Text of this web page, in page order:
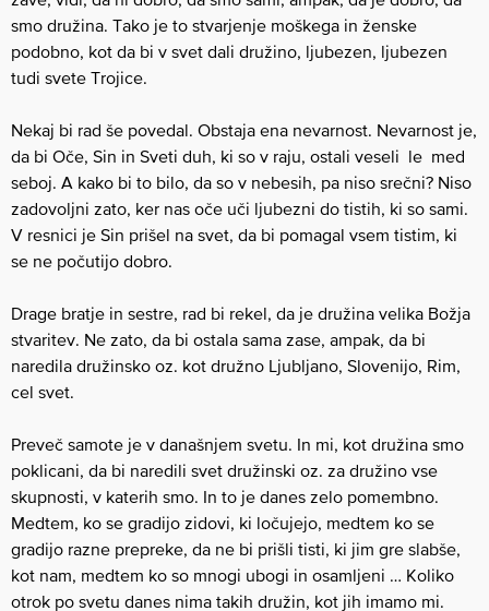
smo družina. Tako je to stvarjenje moškega in ženske
podobno, kot da bi v svet dali družino, ljubezen, ljubezen
tudi svete Trojice.
Nekaj bi rad še povedal. Obstaja ena nevarnost. Nevarnost je,
da bi Oče, Sin in Sveti duh, ki so v raju, ostali veseli le med
seboj. A kako bi to bilo, da so v nebesih, pa niso srečni? Niso
zadovoljni zato, ker nas oče uči ljubezni do tistih, ki so sami.
V resnici je Sin prišel na svet, da bi pomagal vsem tistim, ki
se ne počutijo dobro.
Drage bratje in sestre, rad bi rekel, da je družina velika Božja
stvaritev. Ne zato, da bi ostala sama zase, ampak, da bi
naredila družinsko oz. kot družno Ljubljano, Slovenijo, Rim,
cel svet.
Preveč samote je v današnjem svetu. In mi, kot družina smo
poklicani, da bi naredili svet družinski oz. za družino vse
skupnosti, v katerih smo. In to je danes zelo pomembno.
Medtem, ko se gradijo zidovi, ki ločujejo, medtem ko se
gradijo razne prepreke, da ne bi prišli tisti, ki jim gre slabše,
kot nam, medtem ko so mnogi ubogi in osamljeni … Koliko
otrok po svetu danes nima takih družin, kot jih imamo mi.